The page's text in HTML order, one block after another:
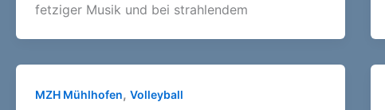
fetziger Musik und bei strahlendem
MZH Mühlhofen, Volleyball